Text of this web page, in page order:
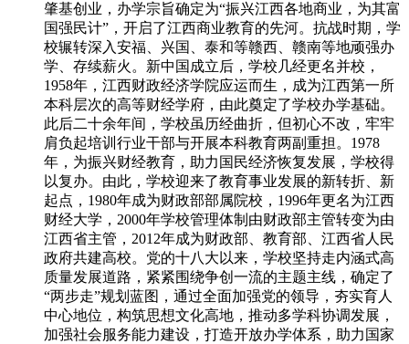
肇基创业，办学宗旨确定为“振兴江西各地商业，为其富
国强民计”，开启了江西商业教育的先河。抗战时期，学
校辗转深入安福、兴国、泰和等赣西、赣南等地顽强办
学、存续薪火。新中国成立后，学校几经更名并校，
1958年，江西财政经济学院应运而生，成为江西第一所
本科层次的高等财经学府，由此奠定了学校办学基础。
此后二十余年间，学校虽历经曲折，但初心不改，牢牢
肩负起培训行业干部与开展本科教育两副重担。1978
年，为振兴财经教育，助力国民经济恢复发展，学校得
以复办。由此，学校迎来了教育事业发展的新转折、新
起点，1980年成为财政部部属院校，1996年更名为江西
财经大学，2000年学校管理体制由财政部主管转变为由
江西省主管，2012年成为财政部、教育部、江西省人民
政府共建高校。党的十八大以来，学校坚持走内涵式高
质量发展道路，紧紧围绕争创一流的主题主线，确定了
“两步走”规划蓝图，通过全面加强党的领导，夯实育人
中心地位，构筑思想文化高地，推动多学科协调发展，
加强社会服务能力建设，打造开放办学体系，助力国家